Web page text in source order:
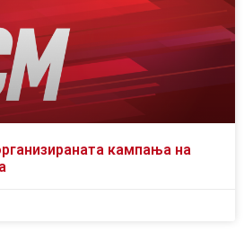
кампања на